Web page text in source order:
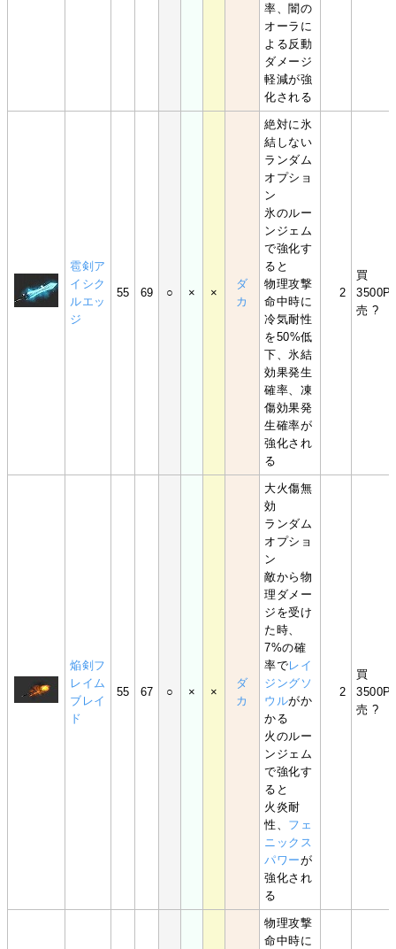
率、闇の
オーラに
よる反動
ダメージ
軽減が強
化される
雹剣ア
イシク
ルエッ
ジ
55 69 ○ × ×
ダ
カ
絶対に氷
結しない
ランダム
オプショ
ン
氷のルー
ンジェム
で強化す
ると
物理攻撃
命中時に
冷気耐性
を50%低
下、氷結
効果発生
確率、凍
傷効果発
生確率が
強化され
る
2
買
売 ?
焔剣フ
レイム
ブレイ
ド
55 67 ○ × ×
ダ
カ
大火傷無
効
ランダム
オプショ
ン
敵から物
理ダメー
ジを受け
た時、
7%の確
率でレイ
ジングソ
ウルがか
かる
火のルー
ンジェム
で強化す
ると
火炎耐
性、 フェ
ニックス
パワーが
強化され
る
2
買
売 ?
物理攻撃
命中時に